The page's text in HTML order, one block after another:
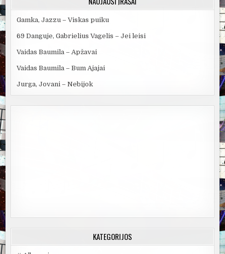
Gamka, Jazzu – Viskas puiku
69 Danguje, Gabrielius Vagelis – Jei leisi
Vaidas Baumila – Apžavai
Vaidas Baumila – Bum Ajajai
Jurga, Jovani – Nebijok
KATEGORIJOS